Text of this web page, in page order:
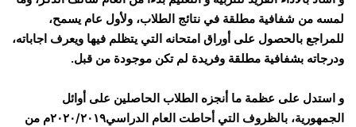
لمسه من شفافية مطلقة في نتائج الطلاب، ولأول عام يسمح،
للمراجع بالحصول على أوراق امتحانه التي يتظلم فيها ويعرف اجاباته،
ودرجاته بشفافية مطلقة وفريدة لم تكن موجودة من قبل.
و استدل على عظمة ما أنجزه الطلاب الحاصلين على أوائل
الجمهورية، بالظروف التي أحاطت العام الدراسي٢٠٢٠/٢٠١٩م من